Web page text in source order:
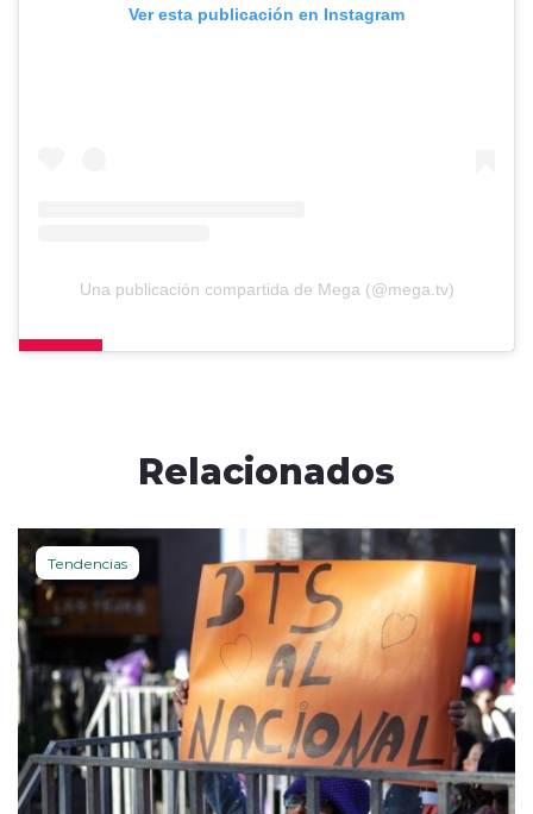
Ver esta publicación en Instagram
Una publicación compartida de Mega (@mega.tv)
Relacionados
Tendencias